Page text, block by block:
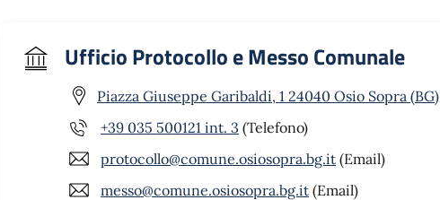
Ufficio Protocollo e Messo Comunale
Piazza Giuseppe Garibaldi, 1 24040 Osio Sopra (BG)
+39 035 500121 int. 3 (Telefono)
protocollo@comune.osiosopra.bg.it (Email)
messo@comune.osiosopra.bg.it (Email)